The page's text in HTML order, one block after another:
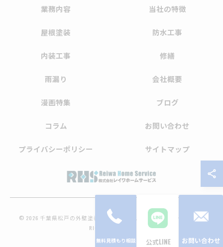
公式LINE お問い合わせ
業務内容 当社の特徴
屋根塗装 防水工事
内装工事 修繕
雨漏り 会社概要
漫画特集 ブログ
コラム お問い合わせ
プライバシーポリシー サイトマップ
© 2026 千葉県松戸の外壁塗装なら株式会社レイワホームサービス ALL
RIGHTS RESERVED.